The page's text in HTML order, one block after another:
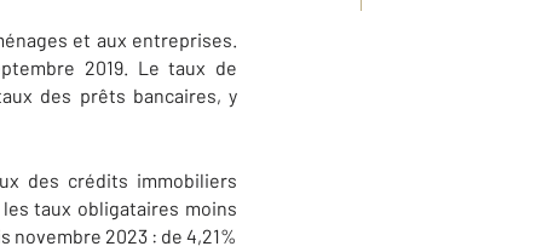
et aux entreprises.
2019. Le taux de
des prêts bancaires, y
des crédits immobiliers
taux obligataires moins
2023 : de 4,21%